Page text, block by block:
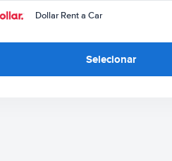
Dollar Rent a Car
Selecionar